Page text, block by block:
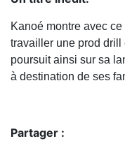
Kanoé montre avec
travailler une prod drill
poursuit ainsi sur sa
à destination de ses
Partager :